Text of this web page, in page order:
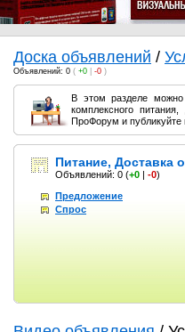
Доска объявлений /
Объявлений: 0 ( +0 -0 )
В этом разделе можно
комплексного
ПроФорум и публикуйте
Питание, Доставка
Объявлений: 0 (+0 | -0)
Предложение
Спрос